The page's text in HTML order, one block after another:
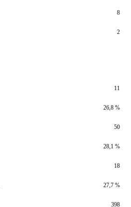
8
2
11
26,8 %
50
28,1 %
18
27,7 %
398